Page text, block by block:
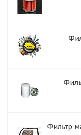
Фильтр